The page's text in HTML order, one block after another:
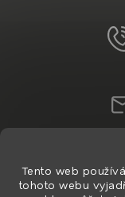
Tento web
tohoto webu